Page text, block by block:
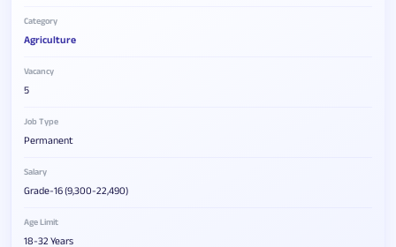
Category
Agriculture
Vacancy
5
Job Type
Permanent
Salary
Grade-16 (9,300-22,490)
Age Limit
18-32 Years